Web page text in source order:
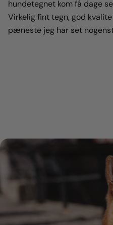
hundetegnet kom få dage
Virkelig fint tegn, god
pæneste jeg har set